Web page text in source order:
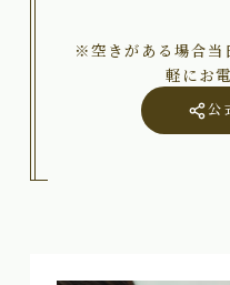
※空きがある場合当
軽にお
公